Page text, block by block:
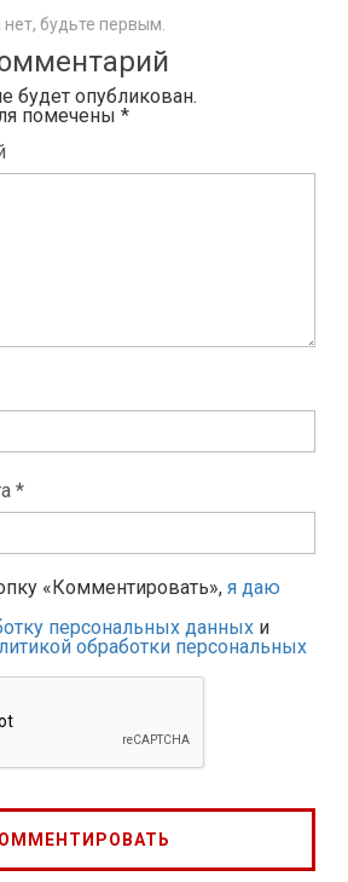
будьте первым.
будет опубликован.
помечены *
*
«Комментировать», я даю
персональных данных и
обработки персональных